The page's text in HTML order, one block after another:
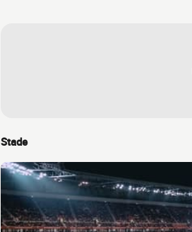
Stade